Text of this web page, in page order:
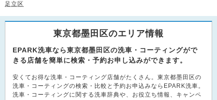
足立区
東京都墨田区のエリア情報
EPARK洗車なら東京都墨田区の洗車・コーティングがで
きる店舗を簡単に検索・予約お申し込みができます。
安くてお得な洗車・コーティング店舗がたくさん。東京都墨田区の
洗車・コーティングの検索・比較と予約お申込みならEPARK洗車。
洗車・コーティングに関する洗車辞典や、お役立ち情報、キャンペ